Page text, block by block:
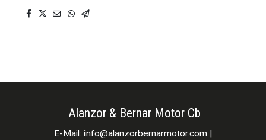
Alanzor & Bernar Motor Cb
E-Mail: info@alanzorbernarmotor.com |